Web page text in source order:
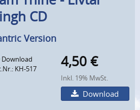
Laustärke
CD
Version
Download
KH-517
4,50 €
Inkl. 19% MwSt.
Download